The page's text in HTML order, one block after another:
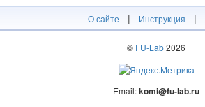
О сайте | Инструкция |
© FU-Lab2026
Email:komi@fu-lab.ru